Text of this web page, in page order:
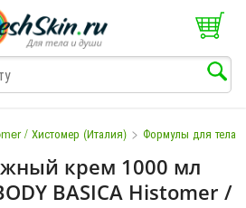
/ Хистомер (Италия) > Формулы для тела
крем 1000 мл
BASICA Histomer /